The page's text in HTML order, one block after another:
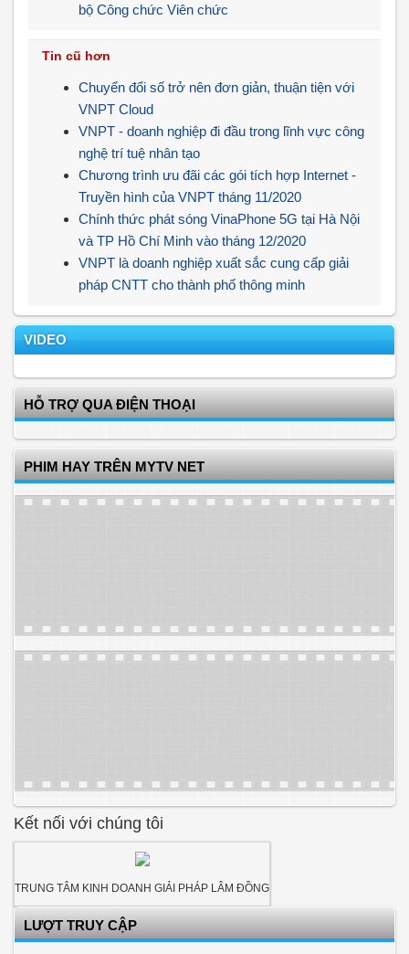
bộ Công chức Viên chức
Tin cũ hơn
Chuyển đổi số trở nên đơn giản, thuận tiện với
VNPT Cloud
VNPT - doanh nghiệp đi đầu trong lĩnh vực công
nghệ trí tuệ nhân tạo
Chương trình ưu đãi các gói tích hợp Internet -
Truyền hình của VNPT tháng 11/2020
Chính thức phát sóng VinaPhone 5G tại Hà Nội
và TP Hồ Chí Minh vào tháng 12/2020
VNPT là doanh nghiệp xuất sắc cung cấp giải
pháp CNTT cho thành phố thông minh
VIDEO
HỖ TRỢ QUA ĐIỆN THOẠI
PHIM HAY TRÊN MYTV NET
Kết nối với chúng tôi
TRUNG TÂM KINH DOANH GIẢI PHÁP LÂM ĐỒNG
LƯỢT TRUY CẬP